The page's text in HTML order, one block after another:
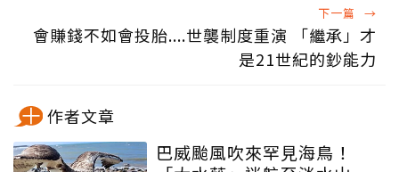
下一篇 →
會賺錢不如會投胎....世襲制度重演 「繼承」才
是21世紀的鈔能力
作者文章
巴威颱風吹來罕見海鳥！